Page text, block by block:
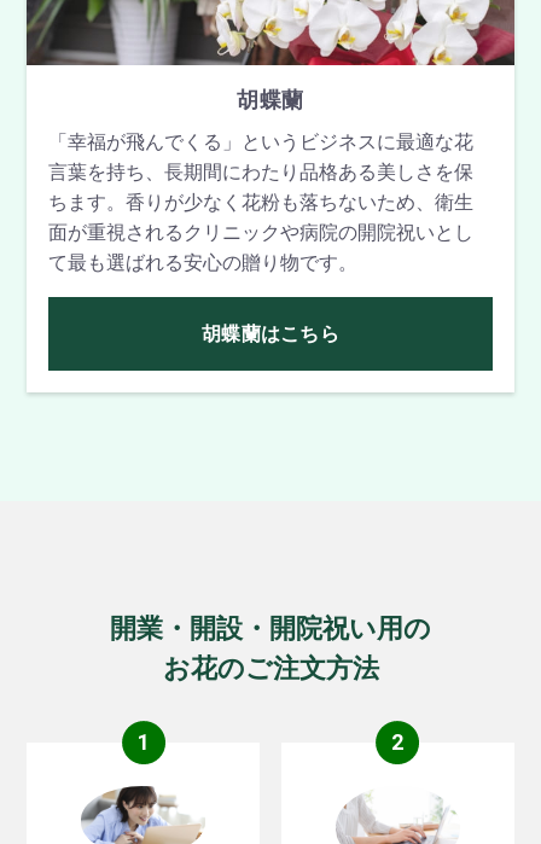
胡蝶蘭
「幸福が飛んでくる」というビジネスに最適な花
言葉を持ち、長期間にわたり品格ある美しさを保
ちます。香りが少なく花粉も落ちないため、衛生
面が重視されるクリニックや病院の開院祝いとし
て最も選ばれる安心の贈り物です。
胡蝶蘭はこちら
開業・開設・開院祝い用の
お花のご注文方法
1 2